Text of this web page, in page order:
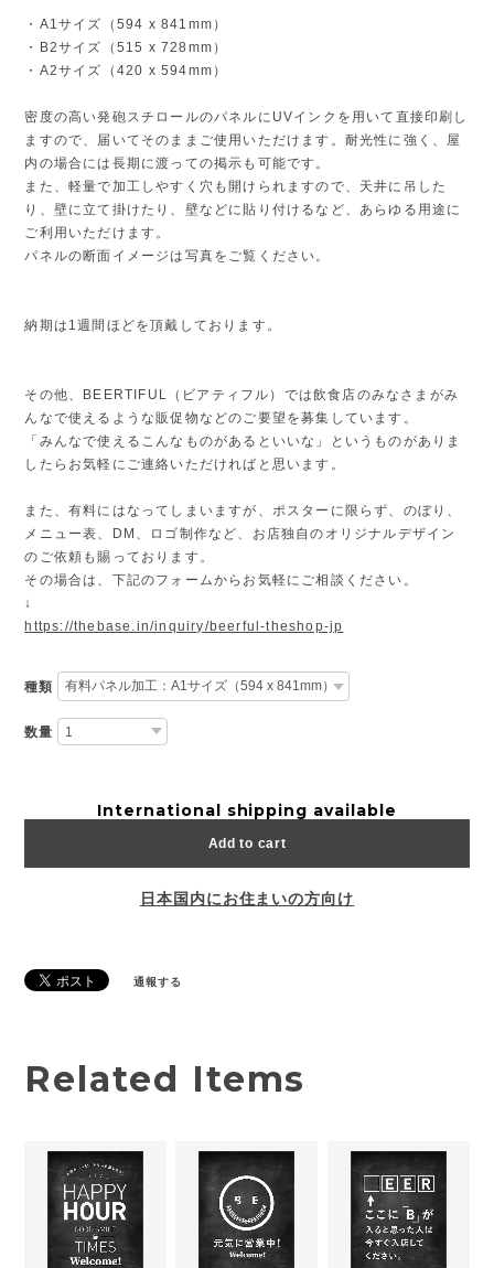
・A1サイズ（594 x 841mm）
・B2サイズ（515 x 728mm）
・A2サイズ（420 x 594mm）
密度の高い発砲スチロールのパネルにUVインクを用いて直接印刷し
ますので、届いてそのままご使用いただけます。耐光性に強く、屋
内の場合には長期に渡っての掲示も可能です。
また、軽量で加工しやすく穴も開けられますので、天井に吊した
り、壁に立て掛けたり、壁などに貼り付けるなど、あらゆる用途に
ご利用いただけます。
パネルの断面イメージは写真をご覧ください。
納期は1週間ほどを頂戴しております。
その他、BEERTIFUL（ビアティフル）では飲食店のみなさまがみ
んなで使えるような販促物などのご要望を募集しています。
「みんなで使えるこんなものがあるといいな」というものがありま
したらお気軽にご連絡いただければと思います。
また、有料にはなってしまいますが、ポスターに限らず、のぼり、
メニュー表、DM、ロゴ制作など、お店独自のオリジナルデザイン
のご依頼も賜っております。
その場合は、下記のフォームからお気軽にご相談ください。
↓
https://thebase.in/inquiry/beerful-theshop-jp
種類
数量
International shipping available
Add to cart
日本国内にお住まいの方向け
通報する
Related Items